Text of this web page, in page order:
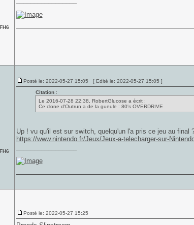
Posté le: 2022-05-27 15:05 [ Edité le: 2022-05-27 15:05 ]
Citation:
Le 2016-07-28 22:38, RobertGlucose a écrit :
Ce clone d'Outrun a de la gueule : 80's OVERDRIVE
Up ! vu qu'il est sur switch, quelqu'un l'a pris ce jeu au final
https://www.nintendo.fr/Jeux/Jeux-a-telecharger-sur-
Posté le: 2022-05-27 15:25